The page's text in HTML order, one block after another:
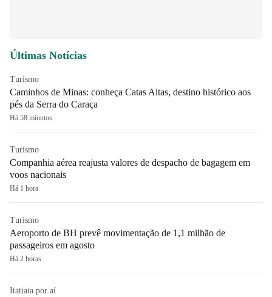
Últimas Notícias
Turismo
Caminhos de Minas: conheça Catas Altas, destino histórico aos
pés da Serra do Caraça
Há 58 minutos
Turismo
Companhia aérea reajusta valores de despacho de bagagem em
voos nacionais
Há 1 hora
Turismo
Aeroporto de BH prevê movimentação de 1,1 milhão de
passageiros em agosto
Há 2 horas
Itatiaia por aí